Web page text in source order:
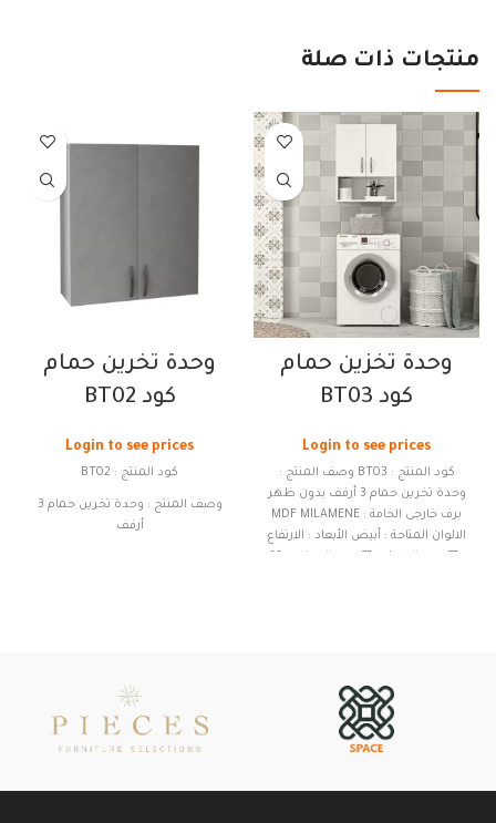
منتجات ذات صلة
وحدة تخزين حمام
كود BT03
Login to see prices
كود المنتج : BT03 وصف المنتج :
وحدة تخرين حمام 3 أرفف بدون ظهر
برف خارجى الخامة : MDF MILAMENE
الالوان المتاحة : أبيض الأبعاد : الارتفاع
وحدة تخرين حمام
كود BT02
Login to see prices
كود المنتج : BT02
وصف المنتج : وحدة تخرين حمام 3
أرفف
الطول : 90 سم
العرض : 70 سم
العمق : 35 سم